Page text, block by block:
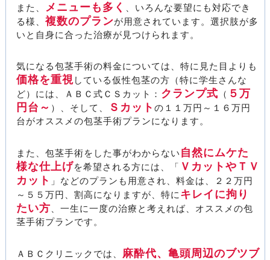
また、 メニューも多く
、いろんな要望にも対応でき
る様、 複数のプランが用意されています。選択肢が多
いと自身に合った治療が見つけられます。
気になる包茎手術の料金については、特に見た目よりも
価格を重視している仮性包茎の方（特に学生さんな
ど）には、ＡＢＣ式ＣＳカット： クランプ式 （ ５万
円台～ ）、そして、 Ｓカット の１１万円～１６万円
台がオススメの包茎手術プランになります。
また、包茎手術をした事がわからない 自然にムケた
様な仕上げを希望される方には、「 ＶカットやＴＶ
カット 」などのプランも用意され、料金は、２２万円
～５５万円、割高になりますが、特に キレイに拘り
たい方 、一生に一度の治療と考えれば、オススメの包
茎手術プランです。
ＡＢＣクリニックでは、 麻酔代、亀頭周辺のブツブ